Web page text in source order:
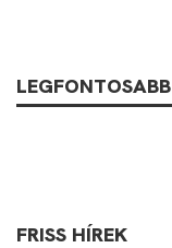
LEGFONTOSABB
FRISS HÍREK